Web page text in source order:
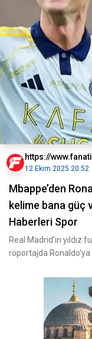
https://
12 Ekim 2025 20:52
Mbappe’den
kelime bana güç
Haberleri Spor
Real Madrid'in yıldız
röportajda